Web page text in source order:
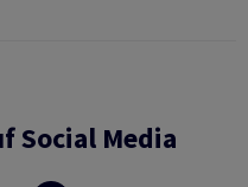
Social Media